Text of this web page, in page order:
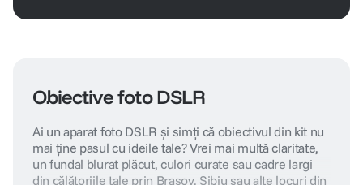
Obiective foto DSLR
Ai un aparat foto DSLR și simți că obiectivul din kit nu
mai ține pasul cu ideile tale? Vrei mai multă claritate,
un fundal blurat plăcut, culori curate sau cadre largi
din călătoriile tale prin Brașov, Sibiu sau alte locuri din